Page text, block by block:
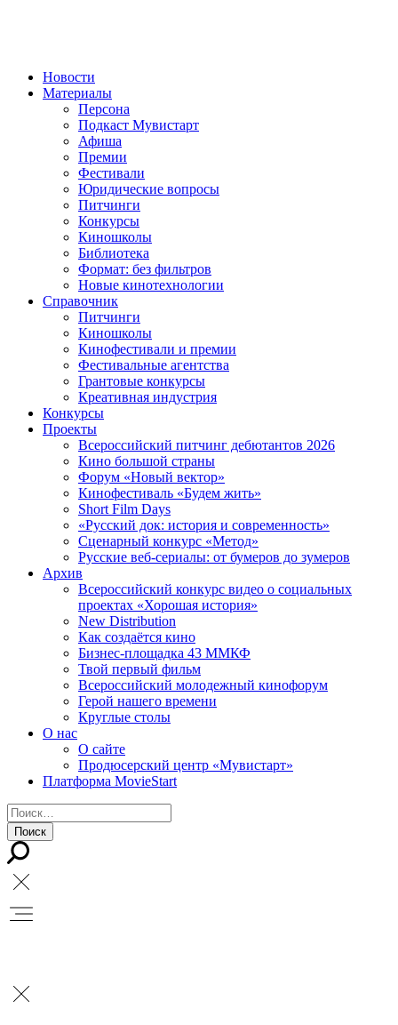
Новости
Материалы
Персона
Подкаст Мувистарт
Афиша
Премии
Фестивали
Юридические вопросы
Питчинги
Конкурсы
Киношколы
Библиотека
Формат: без фильтров
Новые кинотехнологии
Справочник
Питчинги
Киношколы
Кинофестивали и премии
Фестивальные агентства
Грантовые конкурсы
Креативная индустрия
Конкурсы
Проекты
Всероссийский питчинг дебютантов 2026
Кино большой страны
Форум «Новый вектор»
Кинофестиваль «Будем жить»
Short Film Days
«Русский док: история и современность»
Сценарный конкурс «Метод»
Русские веб-сериалы: от бумеров до зумеров
Архив
Всероссийский конкурс видео о социальных
проектах «Хорошая история»
New Distribution
Как создаётся кино
Бизнес-площадка 43 ММКФ
Твой первый фильм
Всероссийский молодежный кинофорум
Герой нашего времени
Круглые столы
О нас
О сайте
Продюсерский центр «Мувистарт»
Платформа MovieStart